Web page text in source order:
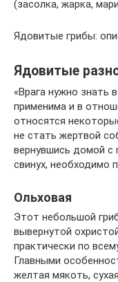
(засолка, жарка,
Ядовитые грибы:
Ядовитые
«Врага нужно знать
применима и в
относятся
не стать жертвой
вернувшись домой
свинух, необходимо
Ольховая
Этот небольшой
вывернутой
практически по
Главными
желтая мякоть,